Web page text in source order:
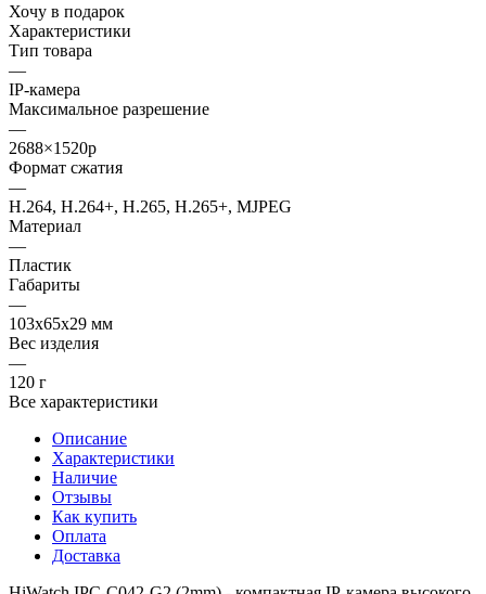
Хочу в подарок
Характеристики
Тип товара
—
IP-камера
Максимальное разрешение
—
2688×1520p
Формат сжатия
—
H.264, H.264+, H.265, H.265+, MJPEG
Материал
—
Пластик
Габариты
—
103x65x29 мм
Вес изделия
—
120 г
Все характеристики
Описание
Характеристики
Наличие
Отзывы
Как купить
Оплата
Доставка